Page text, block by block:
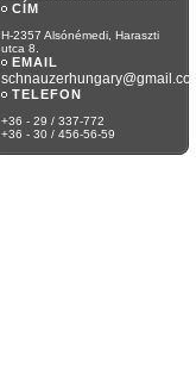
CÍM
H-2357 Alsónémedi, Haraszti
utca 8.
EMAIL
schnauzerhungary@gmail.com
TELEFON
+36 - 29 / 337-772
+36 - 30 / 456-56-59